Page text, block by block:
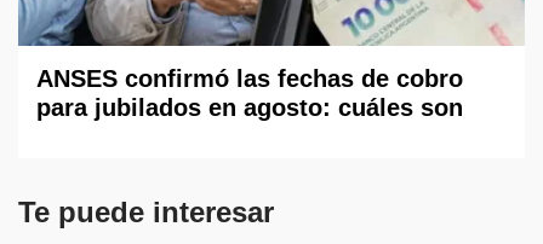
ANSES confirmó las fechas de cobro
para jubilados en agosto: cuáles son
Te puede interesar